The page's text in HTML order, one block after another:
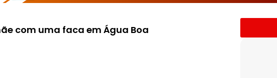
com uma faca em Água Boa